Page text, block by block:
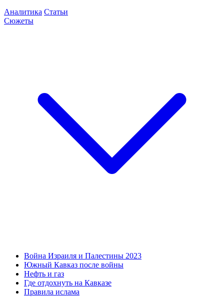
Аналитика Статьи
Сюжеты
Война Израиля и Палестины 2023
Южный Кавказ после войны
Нефть и газ
Где отдохнуть на Кавказе
Правила ислама